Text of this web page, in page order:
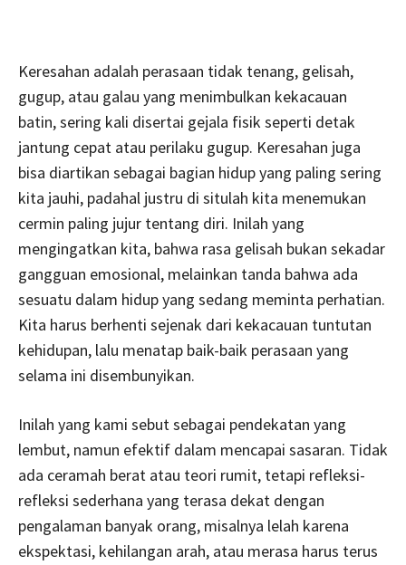
Keresahan adalah perasaan tidak tenang, gelisah,
gugup, atau galau yang menimbulkan kekacauan
batin, sering kali disertai gejala fisik seperti detak
jantung cepat atau perilaku gugup. Keresahan juga
bisa diartikan sebagai bagian hidup yang paling sering
kita jauhi, padahal justru di situlah kita menemukan
cermin paling jujur tentang diri. Inilah yang
mengingatkan kita, bahwa rasa gelisah bukan sekadar
gangguan emosional, melainkan tanda bahwa ada
sesuatu dalam hidup yang sedang meminta perhatian.
Kita harus berhenti sejenak dari kekacauan tuntutan
kehidupan, lalu menatap baik-baik perasaan yang
selama ini disembunyikan.
Inilah yang kami sebut sebagai pendekatan yang
lembut, namun efektif dalam mencapai sasaran. Tidak
ada ceramah berat atau teori rumit, tetapi refleksi-
refleksi sederhana yang terasa dekat dengan
pengalaman banyak orang, misalnya lelah karena
ekspektasi, kehilangan arah, atau merasa harus terus